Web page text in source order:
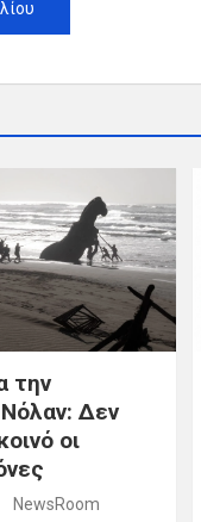
την
Δεν
οι
NewsRoom